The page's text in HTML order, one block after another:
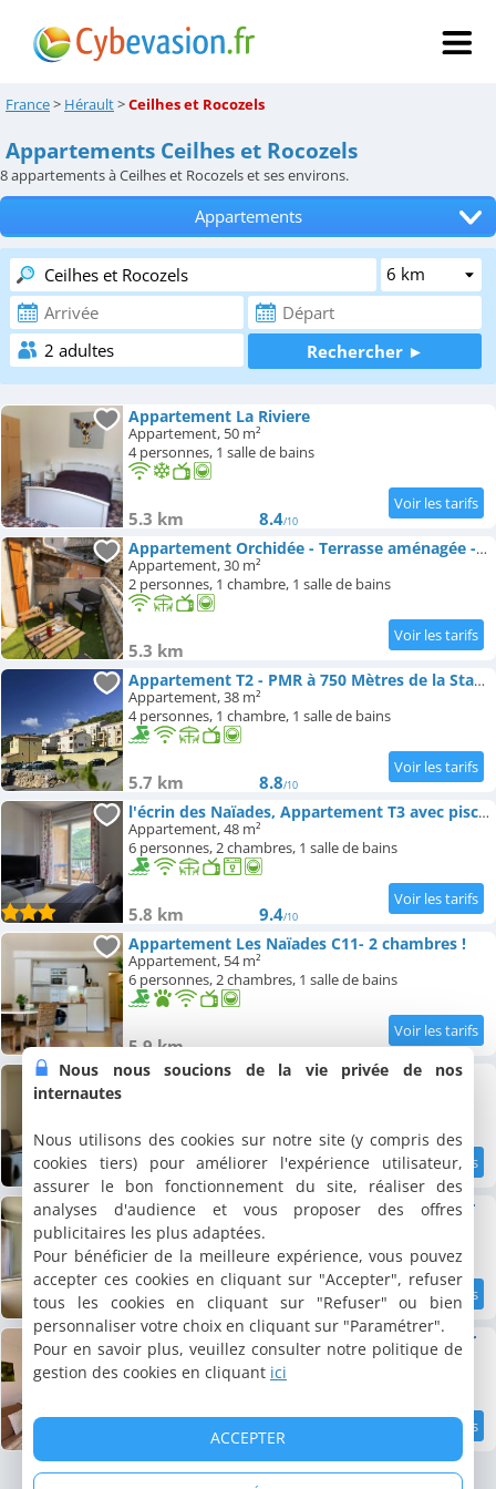
France> Hérault>Ceilhes et Rocozels
Appartements Ceilhes et Rocozels
8appartements à Ceilhes et Rocozels et ses environs.
Appartements
Tous les hébergements
Hôtels
Chambres d'hôtes
Campings
Appartement La Riviere
Appartement, 50 m²
4 personnes, 1 salle de bains
5.3 km 8.4/10
Appartement Orchidée - Terrasse aménagée - lumineux
Appartement, 30 m²
2 personnes, 1 chambre, 1 salle de bains
5.3 km
Appartement T2 - PMR à 750 Mètres de la Station Thermale d'Avène (34)
Appartement, 38 m²
4 personnes, 1 chambre, 1 salle de bains
5.7 km 8.8/10
l'écrin des Naïades, Appartement T3 avec piscine
Appartement, 48 m²
6 personnes, 2 chambres, 1 salle de bains
5.8 km 9.4/10
Appartement Les Naïades C11- 2 chambres !
Appartement, 54 m²
6 personnes, 2 chambres, 1 salle de bains
5.9 km
Appartement Les Naïades G32 - 2 chambres !
5.9 km 8.8/10
Appartement Les Naïades F25- 1 chambre for
Appartement, 39 m²
4 personnes, 1 chambre, 1 salle de bains
5.9 km
Appartement Les Naïades I55 - 2 chambre for
Appartement, 40 m²
4 personnes, 1 chambre, 1 salle de bains
8.7/10
Nous nous soucions de la vie privée de nos
internautes
Nous utilisons des cookies sur notre site (y compris des
cookies tiers) pour améliorer l'expérience utilisateur,
assurer le bon fonctionnement du site, réaliser des
analyses d'audience et vous proposer des offres
publicitaires les plus adaptées.
Pour bénéficier de la meilleure expérience, vous pouvez
accepter ces cookies en cliquant sur "Accepter", refuser
tous les cookies en cliquant sur "Refuser" ou bien
personnaliser votre choix en cliquant sur "Paramétrer".
Pour en savoir plus, veuillez consulter notre politique de
gestion des cookies en cliquant ici
ACCEPTER